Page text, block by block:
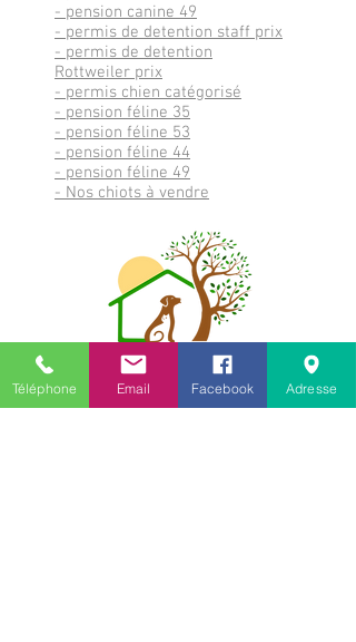
- pension canine 49
- permis de detention staff prix
- permis de detention
Rottweiler prix
- permis chien catégorisé
- pension féline 35
- pension féline 53
- pension féline 44
- pension féline 49
- Nos chiots à vendre
terredelegendes.contact@gmail.com
Téléphone Email Facebook Adresse